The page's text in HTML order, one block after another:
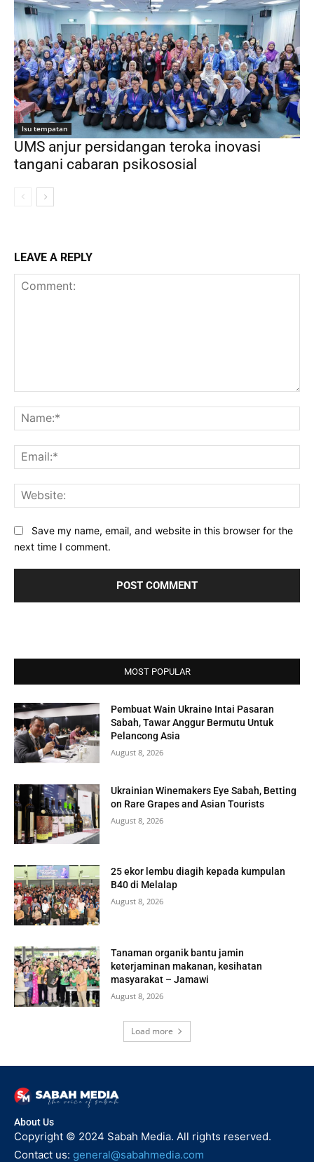
Isu tempatan
UMS anjur persidangan teroka inovasi
tangani cabaran psikososial
LEAVE A REPLY
Save my name, email, and website in this browser for the
next time I comment.
MOST POPULAR
Pembuat Wain Ukraine Intai Pasaran
Sabah, Tawar Anggur Bermutu Untuk
Pelancong Asia
August 8, 2026
Ukrainian Winemakers Eye Sabah, Betting
on Rare Grapes and Asian Tourists
August 8, 2026
25 ekor lembu diagih kepada kumpulan
B40 di Melalap
August 8, 2026
Tanaman organik bantu jamin
keterjaminan makanan, kesihatan
masyarakat – Jamawi
August 8, 2026
Load more
About Us
Copyright © 2024 Sabah Media. All rights reserved.
Contact us: general@sabahmedia.com